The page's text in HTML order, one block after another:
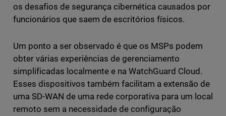
os desafios de segurança cibernética causados por
funcionários que saem de escritórios físicos.
Um ponto a ser observado é que os MSPs podem
obter várias experiências de gerenciamento
simplificadas localmente e na WatchGuard Cloud.
Esses dispositivos também facilitam a extensão de
uma SD-WAN de uma rede corporativa para um local
remoto sem a necessidade de configuração